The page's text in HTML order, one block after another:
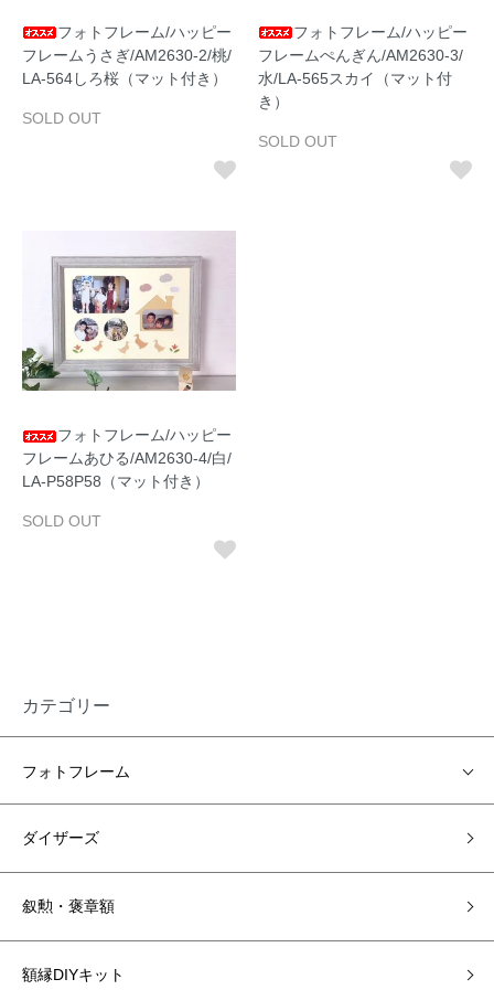
フォトフレーム/ハッピー
フレームうさぎ/AM2630-2/桃/
LA-564しろ桜（マット付き）
SOLD OUT
フォトフレーム/ハッピー
フレームぺんぎん/AM2630-3/
水/LA-565スカイ（マット付
き）
SOLD OUT
フォトフレーム/ハッピー
フレームあひる/AM2630-4/白/
LA-P58P58（マット付き）
SOLD OUT
カテゴリー
フォトフレーム
ダイザーズ
叙勲・褒章額
額縁DIYキット